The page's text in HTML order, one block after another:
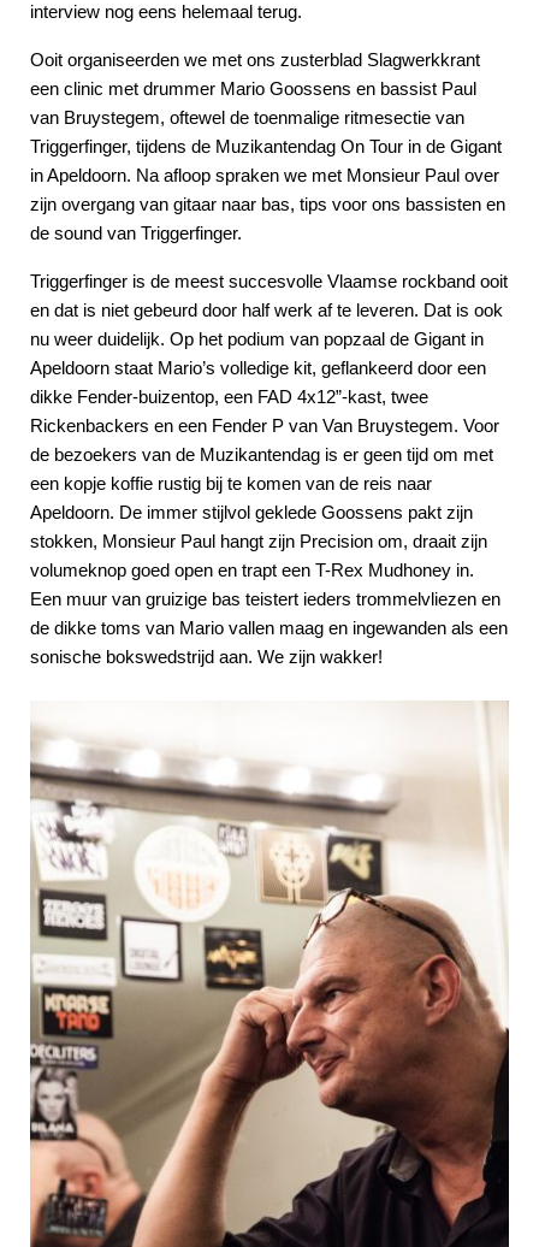
interview nog eens helemaal terug.
Ooit organiseerden we met ons zusterblad Slagwerkkrant
een clinic met drummer Mario Goossens en bassist Paul
van Bruystegem, oftewel de toenmalige ritmesectie van
Triggerfinger, tijdens de Muzikantendag On Tour in de Gigant
in Apeldoorn. Na afloop spraken we met Monsieur Paul over
zijn overgang van gitaar naar bas, tips voor ons bassisten en
de sound van Triggerfinger.
Triggerfinger is de meest succesvolle Vlaamse rockband ooit
en dat is niet gebeurd door half werk af te leveren. Dat is ook
nu weer duidelijk. Op het podium van popzaal de Gigant in
Apeldoorn staat Mario’s volledige kit, geflankeerd door een
dikke Fender-buizentop, een FAD 4x12”-kast, twee
Rickenbackers en een Fender P van Van Bruystegem. Voor
de bezoekers van de Muzikantendag is er geen tijd om met
een kopje koffie rustig bij te komen van de reis naar
Apeldoorn. De immer stijlvol geklede Goossens pakt zijn
stokken, Monsieur Paul hangt zijn Precision om, draait zijn
volumeknop goed open en trapt een T-Rex Mudhoney in.
Een muur van gruizige bas teistert ieders trommelvliezen en
de dikke toms van Mario vallen maag en ingewanden als een
sonische bokswedstrijd aan. We zijn wakker!